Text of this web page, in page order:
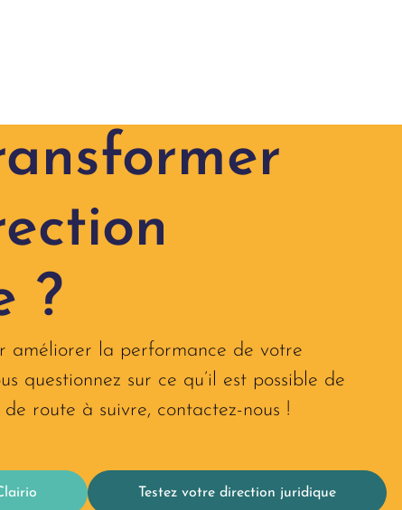
?
améliorer la performance de votre
questionnez sur ce qu’il est possible de
route à suivre, contactez-nous !​
Testez votre direction juridique